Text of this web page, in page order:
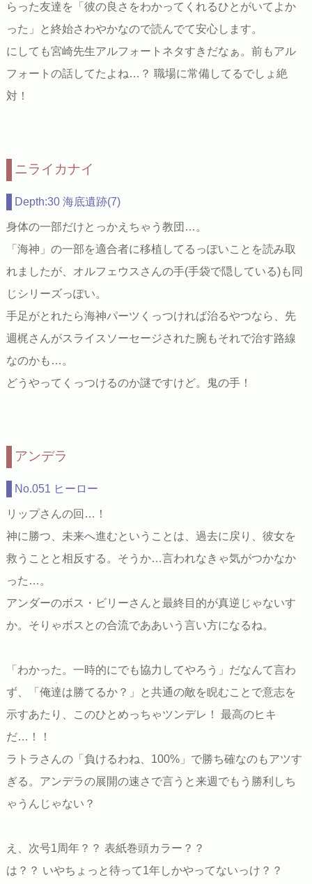
らった友達を「彼の良さをわかってくれるひとがいてよか
った」と終始さわやかなので読んでて安心します。
にしても宮崎先生アルフォートネタすきだなぁ。前もアル
フォートの話してたよね…？ 職場に常備してるでしょ絶
対！
ニライカナイ
Depth:30 海底遺跡(7)
身体の一部だけとっかえちゃう教団…。
「海神」の一部を適合者に移植してるっぽいことを読み取
れましたが、オルフェウスさんの手(手袋で隠している)も同
じシリーズっぽい。
手足がとれたら海神パーツくっつければ治るやつなら、先
週梶さんがスライスソーセージされた腕もそれで治す路線
なのかも…。
どうやってくっつけるのか謎ですけど。鬼の手！
アンデラ
No.051 ヒーロー
リップさんの回…！
神に勝つ、未来へ進むということは、過去に戻り、彼女を
救うことと相反する。そうか…言われなきゃ気がつかなか
った…。
アンダーのボス・ビリーさんと最終目的が真逆じゃないす
か。そりゃボスとの合流でああいう言い方になるね。
「わかった。一時的にでも協力してやろう」だなんて言わ
ず、「俺達
・
は勝てるか？」と共通の敵を睨むことで意志を
示すあたり、このひとめっちゃツンデレ！ 最高のヒキ
だ…！！
ラトラさんの「負けるわね、100%」で勝ち確なのもアツす
ぎる。アンデラの展開の速さで言うと来週でもう勝利しち
ゃうんじゃない？
え、次号1周年？？ 表紙巻頭カラー？？
は？？ いやちょっと待って1年しかやってないっけ？？